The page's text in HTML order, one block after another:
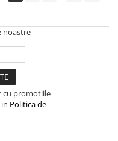
noastre
cu promotiile
Politica de